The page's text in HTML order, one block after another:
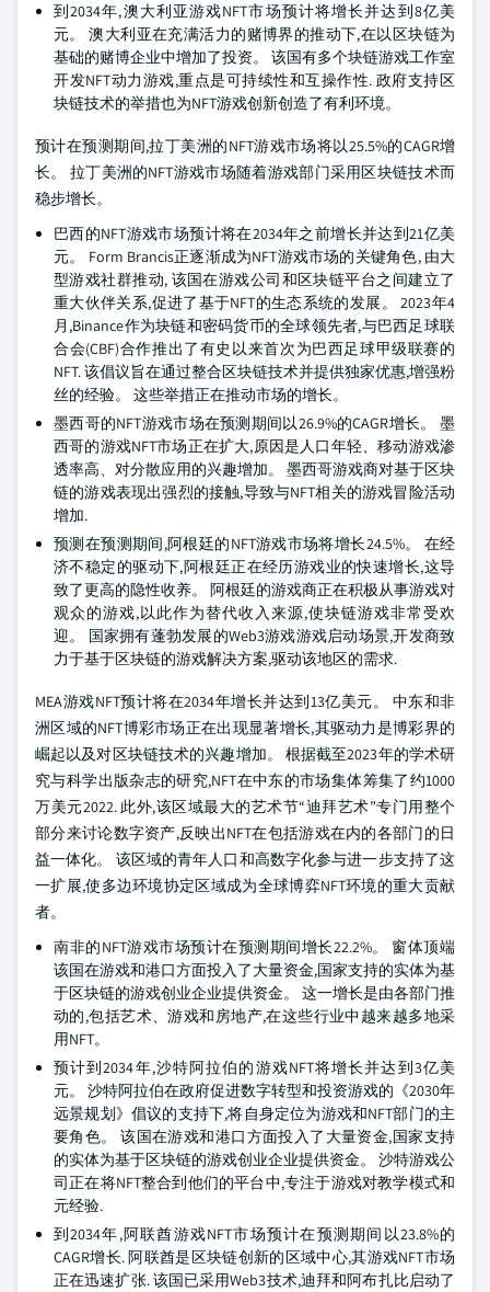
到2034年,澳大利亚游戏NFT市场预计将增长并达到8亿美
元。 澳大利亚在充满活力的赌博界的推动下,在以区块链为
基础的赌博企业中增加了投资。 该国有多个块链游戏工作室
开发NFT动力游戏,重点是可持续性和互操作性. 政府支持区
块链技术的举措也为NFT游戏创新创造了有利环境。
预计在预测期间,拉丁美洲的NFT游戏市场将以25.5%的CAGR增
长。 拉丁美洲的NFT游戏市场随着游戏部门采用区块链技术而
稳步增长。
巴西的NFT游戏市场预计将在2034年之前增长并达到21亿美
元。 Form Brancis正逐渐成为NFT游戏市场的关键角色, 由大
型游戏社群推动, 该国在游戏公司和区块链平台之间建立了
重大伙伴关系,促进了基于NFT的生态系统的发展。 2023年4
月,Binance作为块链和密码货币的全球领先者,与巴西足球联
合会(CBF)合作推出了有史以来首次为巴西足球甲级联赛的
NFT. 该倡议旨在通过整合区块链技术并提供独家优惠,增强粉
丝的经验。 这些举措正在推动市场的增长。
墨西哥的NFT游戏市场在预测期间以26.9%的CAGR增长。 墨
西哥的游戏NFT市场正在扩大,原因是人口年轻、移动游戏渗
透率高、对分散应用的兴趣增加。 墨西哥游戏商对基于区块
链的游戏表现出强烈的接触,导致与NFT相关的游戏冒险活动
增加.
预测在预测期间,阿根廷的NFT游戏市场将增长24.5%。 在经
济不稳定的驱动下,阿根廷正在经历游戏业的快速增长,这导
致了更高的隐性收养。 阿根廷的游戏商正在积极从事游戏对
观众的游戏,以此作为替代收入来源,使块链游戏非常受欢
迎。 国家拥有蓬勃发展的Web3游戏游戏启动场景,开发商致
力于基于区块链的游戏解决方案,驱动该地区的需求.
MEA游戏NFT预计将在2034年增长并达到13亿美元。 中东和非
洲区域的NFT博彩市场正在出现显著增长,其驱动力是博彩界的
崛起以及对区块链技术的兴趣增加。 根据截至2023年的学术研
究与科学出版杂志的研究,NFT在中东的市场集体筹集了约1000
万美元2022. 此外,该区域最大的艺术节“迪拜艺术”专门用整个
部分来讨论数字资产,反映出NFT在包括游戏在内的各部门的日
益一体化。 该区域的青年人口和高数字化参与进一步支持了这
一扩展,使多边环境协定区域成为全球博弈NFT环境的重大贡献
者。
南非的NFT游戏市场预计在预测期间增长22.2%。 窗体顶端
该国在游戏和港口方面投入了大量资金,国家支持的实体为基
于区块链的游戏创业企业提供资金。 这一增长是由各部门推
动的,包括艺术、游戏和房地产,在这些行业中越来越多地采
用NFT。
预计到2034年,沙特阿拉伯的游戏NFT将增长并达到3亿美
元。 沙特阿拉伯在政府促进数字转型和投资游戏的《2030年
远景规划》倡议的支持下,将自身定位为游戏和NFT部门的主
要角色。 该国在游戏和港口方面投入了大量资金,国家支持
的实体为基于区块链的游戏创业企业提供资金。 沙特游戏公
司正在将NFT整合到他们的平台中,专注于游戏对教学模式和
元经验.
到2034年,阿联酋游戏NFT市场预计在预测期间以23.8%的
CAGR增长. 阿联酋是区块链创新的区域中心,其游戏NFT市场
正在迅速扩张. 该国已采用Web3技术,迪拜和阿布扎比启动了